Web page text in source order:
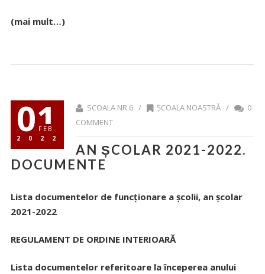
(mai mult…)
01
FEB.
2022
SCOALA NR.6 / ȘCOALA NOASTRĂ/
0
COMMENT
AN ȘCOLAR 2021-2022.
DOCUMENTE
Lista documentelor de funcționare a școlii, an școlar
2021-2022
REGULAMENT DE ORDINE INTERIOARĂ
Lista documentelor referitoare la începerea anului